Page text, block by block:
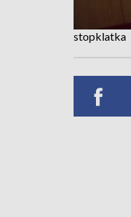
stopklatka